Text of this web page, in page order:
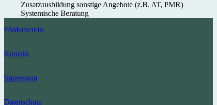
Zusatzausbildung sonstige Angebote (z.B. AT, PMR)
Systemische Beratung
Förderverein
Kontakt
Impressum
Datenschutz